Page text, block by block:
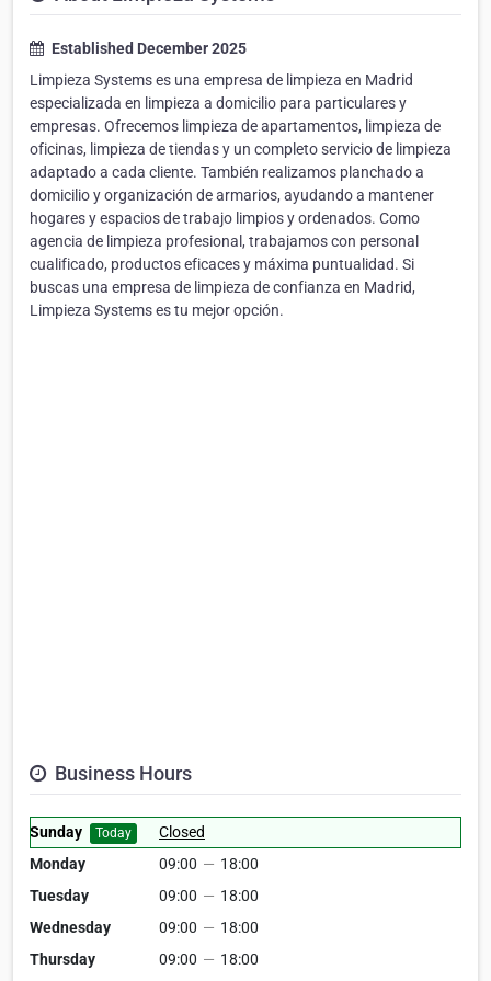
Established December 2025
Limpieza Systems es una empresa de limpieza en Madrid
especializada en limpieza a domicilio para particulares y
empresas. Ofrecemos limpieza de apartamentos, limpieza de
oficinas, limpieza de tiendas y un completo servicio de limpieza
adaptado a cada cliente. También realizamos planchado a
domicilio y organización de armarios, ayudando a mantener
hogares y espacios de trabajo limpios y ordenados. Como
agencia de limpieza profesional, trabajamos con personal
cualificado, productos eficaces y máxima puntualidad. Si
buscas una empresa de limpieza de confianza en Madrid,
Limpieza Systems es tu mejor opción.
Business Hours
Sunday Today
Closed
Monday
09:00 — 18:00
Tuesday
09:00 — 18:00
Wednesday
09:00 — 18:00
Thursday
09:00 — 18:00